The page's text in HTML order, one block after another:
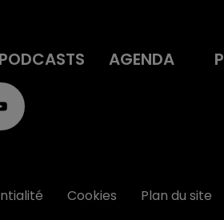
PODCASTS AGENDA
Cookies Plan du site